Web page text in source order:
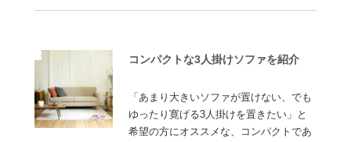
コンパクトな3人掛けソファを紹介
「あまり大きいソファが置けない、でも
ゆったり寛げる3人掛けを置きたい」と
希望の方にオススメな、コンパクトであ